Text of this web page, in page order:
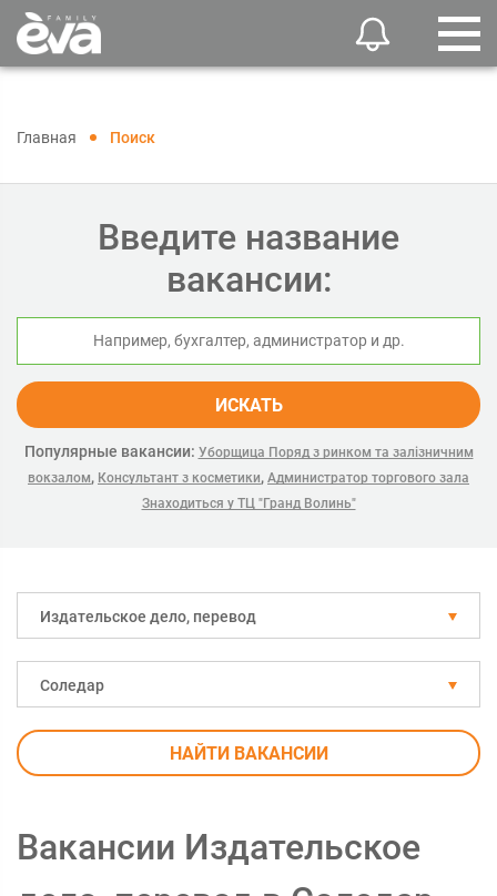
Главная Поиск
Введите название
вакансии:
ИСКАТЬ
Популярные вакансии: Уборщица Поряд з ринком та залізничним
вокзалом, Консультант з косметики, Администратор торгового зала
Знаходиться у ТЦ "Гранд Волинь"
Издательское дело, перевод
Соледар
НАЙТИ ВАКАНСИИ
Вакансии Издательское